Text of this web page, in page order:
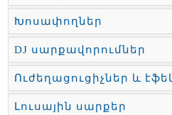
Խոսափողներ
DJ սարքավորումներ
Ուժեղացուցիչներ և
Լուսային սարքեր